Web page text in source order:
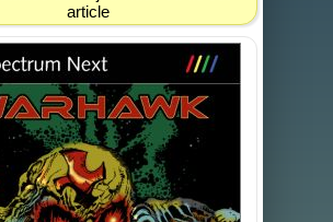
article